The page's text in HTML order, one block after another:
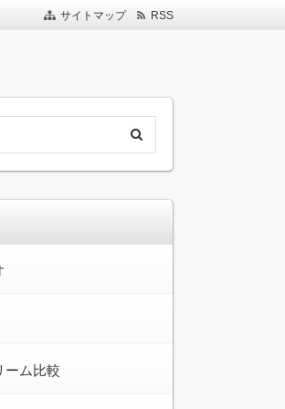
サイトマップ RSS
う！
のワキガクリームを見つ
ーム比較